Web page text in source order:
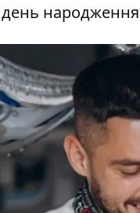
народження.